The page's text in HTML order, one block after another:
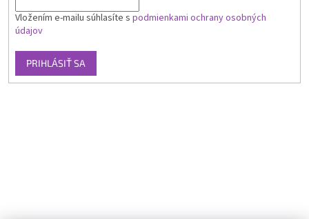
Vložením e-mailu súhlasíte s podmienkami ochrany osobných
údajov
PRIHLÁSIŤ SA